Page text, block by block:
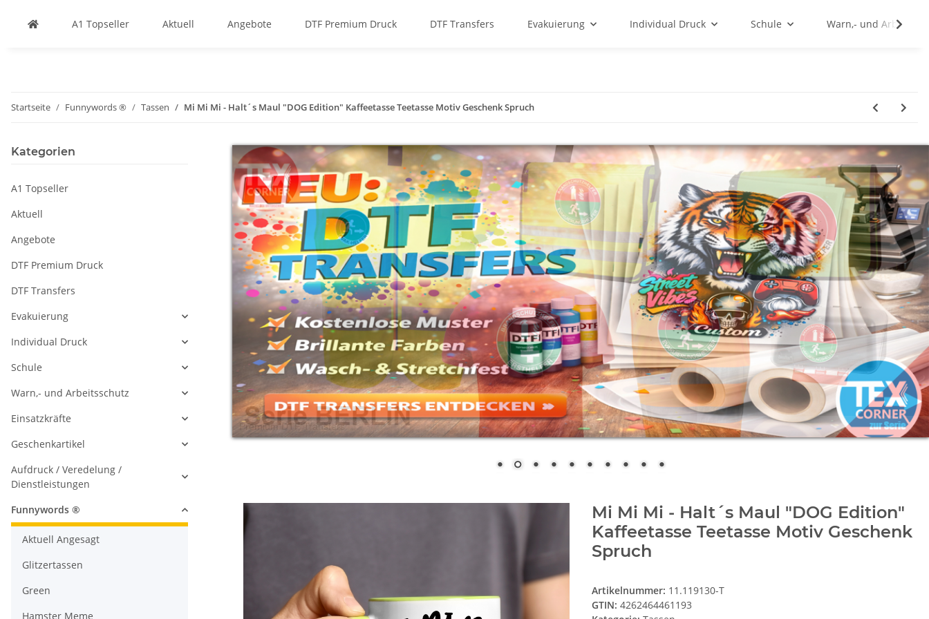
A1 Topseller Aktuell Angebote DTF Premium Druck DTF Transfers Evakuierung Individual Druck Schule Warn,- und
Startseite Funnywords ® Tassen Mi Mi Mi - Halt´s Maul "DOG Edition" Kaffeetasse Teetasse Motiv Geschenk Spruch
Mi Mi Mi - Halt´s Maul "DOG Edition"
Kaffeetasse Teetasse Motiv Geschenk
Spruch
Artikelnummer: 11.119130-T
GTIN: 4262464461193
Kategorien
A1 Topseller
Aktuell
Angebote
DTF Premium Druck
DTF Transfers
Evakuierung
Individual Druck
Schule
Warn,- und Arbeitsschutz
Einsatzkräfte
Geschenkartikel
Aufdruck / Veredelung /
Dienstleistungen
Funnywords ®
Aktuell Angesagt
Glitzertassen
Green
Hamster Meme